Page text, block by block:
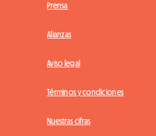
Prensa
Alianzas
Aviso legal
Términos y condiciones
Nuestras cifras